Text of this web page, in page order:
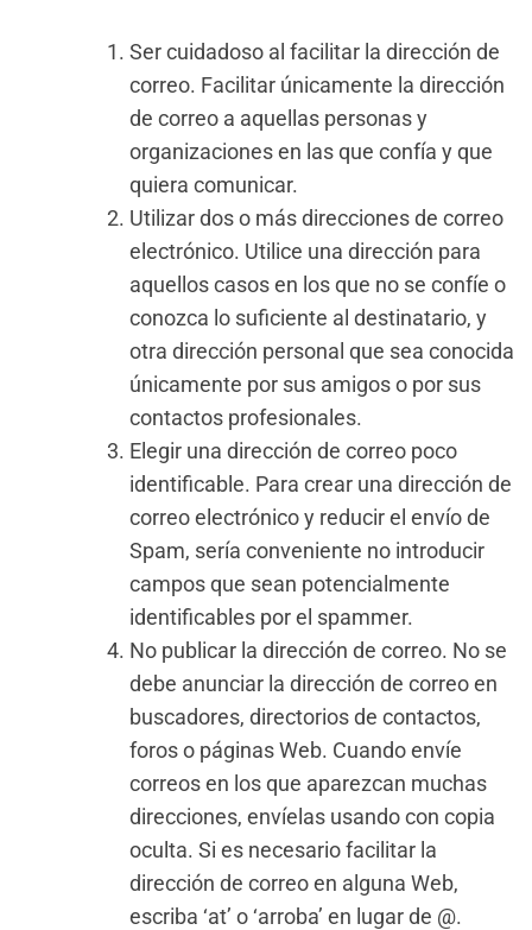
Ser cuidadoso al facilitar la dirección de
correo. Facilitar únicamente la dirección
de correo a aquellas personas y
organizaciones en las que confía y que
quiera comunicar.
Utilizar dos o más direcciones de correo
electrónico. Utilice una dirección para
aquellos casos en los que no se confíe o
conozca lo suficiente al destinatario, y
otra dirección personal que sea conocida
únicamente por sus amigos o por sus
contactos profesionales.
Elegir una dirección de correo poco
identificable. Para crear una dirección de
correo electrónico y reducir el envío de
Spam, sería conveniente no introducir
campos que sean potencialmente
identificables por el spammer.
No publicar la dirección de correo. No se
debe anunciar la dirección de correo en
buscadores, directorios de contactos,
foros o páginas Web. Cuando envíe
correos en los que aparezcan muchas
direcciones, envíelas usando con copia
oculta. Si es necesario facilitar la
dirección de correo en alguna Web,
escriba ‘at’ o ‘arroba’ en lugar de @.